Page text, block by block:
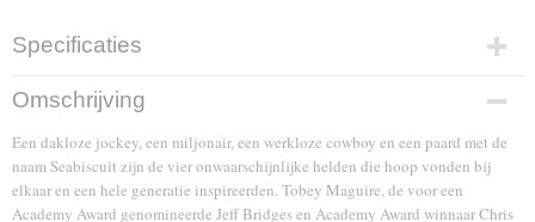
Specificaties
EAN code
8711875974250
Omschrijving
Een dakloze jockey, een miljonair, een werkloze cowboy en een paard met de
naam Seabiscuit zijn de vier onwaarschijnlijke helden die hoop vonden bij
elkaar en een hele generatie inspireerden. Tobey Maguire, de voor een
Academy Award genomineerde Jeff Bridges en Academy Award winnaar Chris